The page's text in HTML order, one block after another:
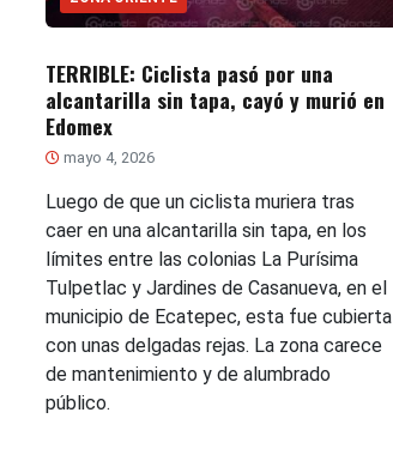
TERRIBLE: Ciclista pasó por una
alcantarilla sin tapa, cayó y murió en
Edomex
mayo 4, 2026
Luego de que un ciclista muriera tras
caer en una alcantarilla sin tapa, en los
límites entre las colonias La Purísima
Tulpetlac y Jardines de Casanueva, en el
municipio de Ecatepec, esta fue cubierta
con unas delgadas rejas. La zona carece
de mantenimiento y de alumbrado
público.